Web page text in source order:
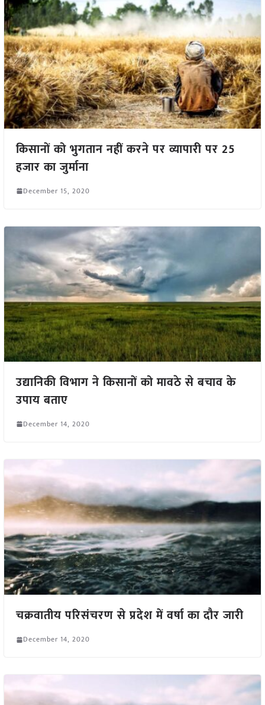
किसानों को भुगतान नहीं करने पर व्यापारी पर 25
हजार का जुर्माना
December 15, 2020
उद्यानिकी विभाग ने किसानों को मावठे से बचाव के
उपाय बताए
December 14, 2020
चक्रवातीय परिसंचरण से प्रदेश में वर्षा का दौर जारी
December 14, 2020